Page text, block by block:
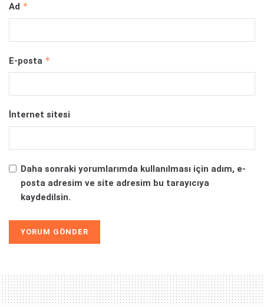
Ad *
E-posta *
İnternet sitesi
Daha sonraki yorumlarımda kullanılması için adım, e-
posta adresim ve site adresim bu tarayıcıya
kaydedilsin.